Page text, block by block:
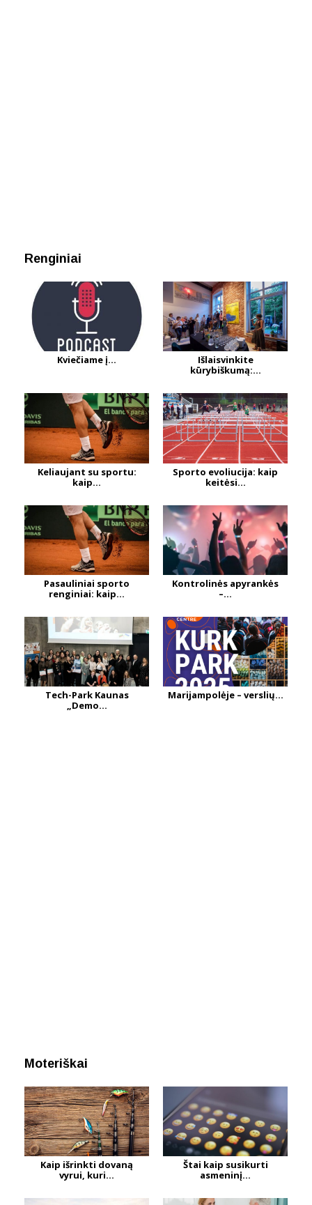
Renginiai
Kviečiame į...
Išlaisvinkite
kūrybiškumą:...
Keliaujant su sportu:
kaip...
Sporto evoliucija: kaip
keitėsi...
Pasauliniai sporto
renginiai: kaip...
Kontrolinės apyrankės
–...
Tech-Park Kaunas
„Demo...
Marijampolėje – verslių...
Moteriškai
Kaip išrinkti dovaną
vyrui, kuri...
Štai kaip susikurti
asmeninį...